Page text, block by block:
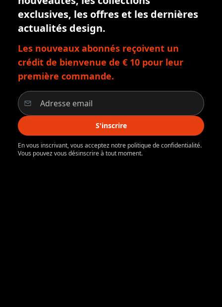
exclusives, les offres et les dernières
actualités design.
Les nouveaux abonnés reçoivent un
crédit de bienvenue de € 10 pour leur
première commande.
S'inscrire
En vous inscrivant, vous acceptez notre politique de confidentialité.
Vous pouvez vous désinscrire à tout moment.